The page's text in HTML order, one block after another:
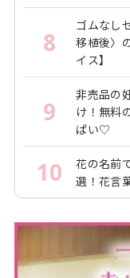
8
ゴムなし
移植後〉
イス】
9
非売品の
け！無料
ぱい♡
10
花の名前
選！花言